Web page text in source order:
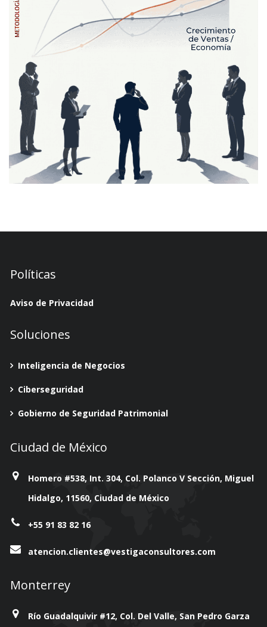
Políticas
Aviso de Privacidad
Soluciones
Inteligencia de Negocios
Ciberseguridad
Gobierno de Seguridad Patrimonial
Ciudad de México
Homero #538, Int. 304, Col. Polanco V Sección, Miguel
Hidalgo, 11560, Ciudad de México
+55 91 83 82 16
atencion.clientes@vestigaconsultores.com
Monterrey
Río Guadalquivir #12, Col. Del Valle, San Pedro Garza